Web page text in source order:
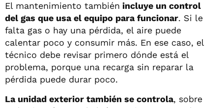
El mantenimiento también incluye un control
del gas que usa el equipo para funcionar. Si le
falta gas o hay una pérdida, el aire puede
calentar poco y consumir más. En ese caso, el
técnico debe revisar primero dónde está el
problema, porque una recarga sin reparar la
pérdida puede durar poco.
La unidad exterior también se controla, sobre